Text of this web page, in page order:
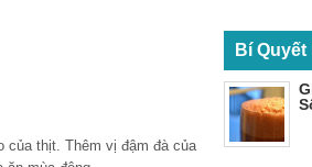
của thịt. Thêm vị đậm đà của
Bí Quyết